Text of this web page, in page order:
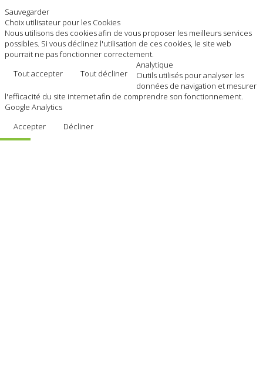
Sauvegarder
Choix utilisateur pour les Cookies
Nous utilisons des cookies afin de vous proposer les meilleurs services
possibles. Si vous déclinez l'utilisation de ces cookies, le site web
pourrait ne pas fonctionner correctement.
Tout accepter
Tout décliner
Analytique
Outils utilisés pour analyser les
données de navigation et mesurer
l'efficacité du site internet afin de comprendre son fonctionnement.
Google Analytics
Accepter
Décliner